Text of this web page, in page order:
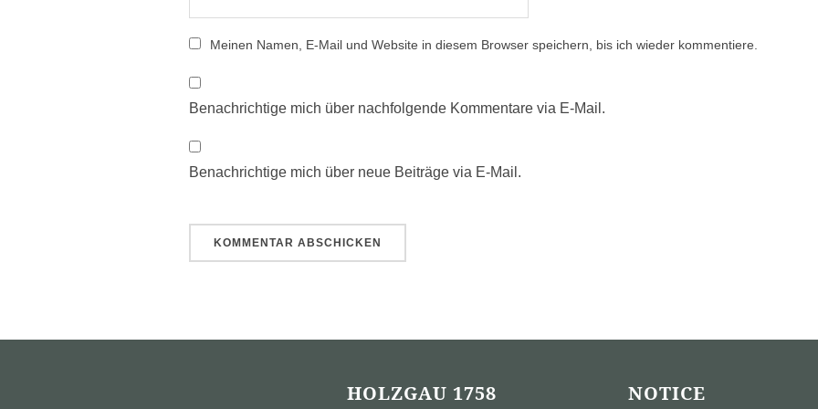
Meinen Namen, E-Mail und Website in diesem Browser speichern, bis ich wieder kommentiere.
Benachrichtige mich über nachfolgende Kommentare via E-Mail.
Benachrichtige mich über neue Beiträge via E-Mail.
HOLZGAU 1758 NOTICE